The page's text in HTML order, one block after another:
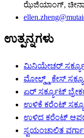
ಝೆಜಿಯಾಂಗ್,
ಉತ್ಪನ್ನಗಳು
ಮಿನಿಯೇಚರ್
ಮೋಲ್ಡ್ಡ್ ಕೇಸ್
ಏರ್ ಸರ್ಕ್ಯೂಟ್
ಉಳಿಕೆ ಕರೆಂಟ್
ಉಳಿದ ಕರೆಂಟ್
ಸ್ವಯಂಚಾಲಿತ